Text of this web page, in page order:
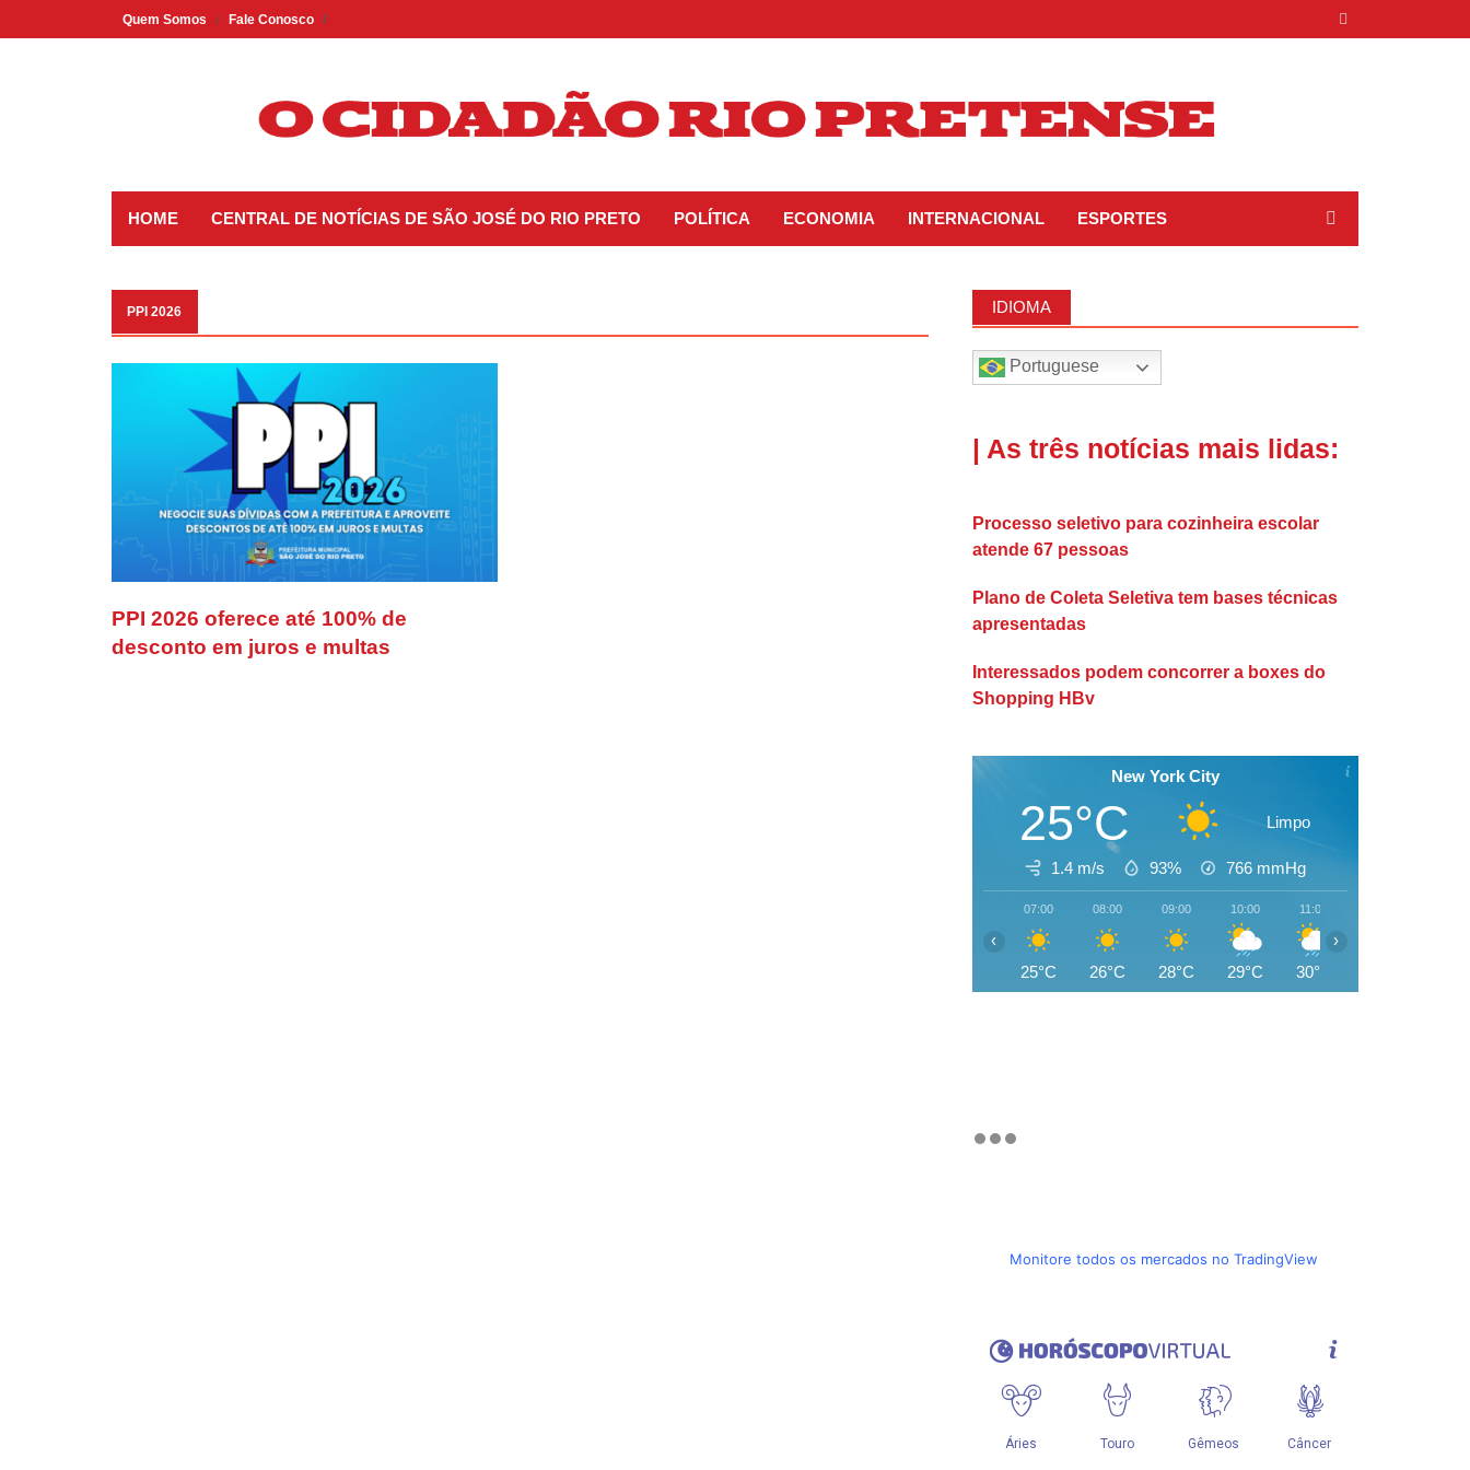
to
Quem Somos Fale Conosco
HOME CENTRAL DE NOTÍCIAS DE SÃO JOSÉ DO RIO PRETO POLÍTICA ECONOMIA INTERNACIONAL ESPORTES
PPI 2026
PPI 2026 oferece até 100% de
desconto em juros e multas
IDIOMA
Portuguese
| As três notícias mais lidas:
Processo seletivo para cozinheira escolar
atende 67 pessoas
Plano de Coleta Seletiva tem bases técnicas
apresentadas
Interessados podem concorrer a boxes do
Shopping HBv
New York City
25°C Limpo
1.4 m/s 93% 766 mmHg
07:00
25°C
08:00
26°C
09:00
28°C
10:00
29°C
11:00
30°C
‹ ›
Monitore todos os mercados no TradingView